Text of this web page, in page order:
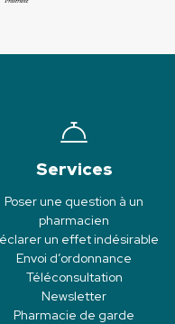
Services
Poser une question à un
pharmacien
un effet indésirable
Envoi d’ordonnance
Téléconsultation
Newsletter
Pharmacie de garde